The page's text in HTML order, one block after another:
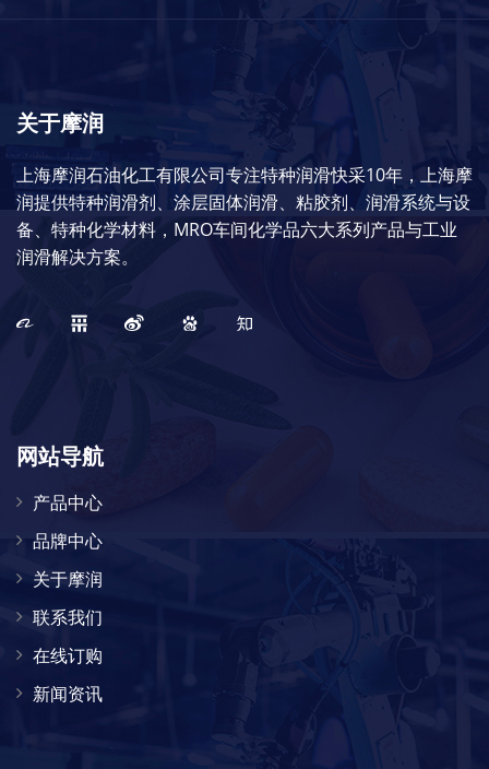
关于摩润
上海摩润石油化工有限公司专注特种润滑快采10年，上海摩
润提供特种润滑剂、涂层固体润滑、粘胶剂、润滑系统与设
备、特种化学材料，MRO车间化学品六大系列产品与工业
润滑解决方案。
网站导航
产品中心
品牌中心
关于摩润
联系我们
在线订购
新闻资讯